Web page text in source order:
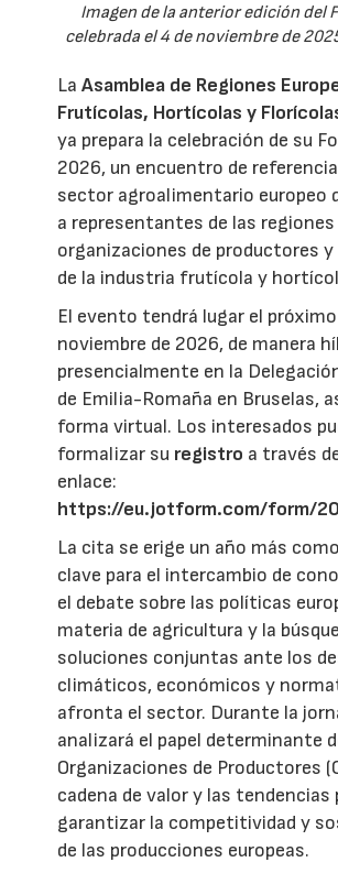
Imagen de la anterior edición del
celebrada el 4 de noviembre de
LaAsamblea de Regiones
Frutícolas, Hortícolas y
ya prepara la celebración de su
2026, un encuentro de
sector agroalimentario europeo
a representantes de las
organizaciones de productores
de la industria frutícola y
El evento tendrá lugar el
noviembre de 2026, de manera
presencialmente en la
de Emilia-Romaña en Bruselas,
forma virtual. Los interesados
formalizar su registro a través
enlace:
https://eu.jotform.com/form/
La cita se erige un año más
clave para el intercambio de
el debate sobre las políticas
materia de agricultura y la
soluciones conjuntas ante los
climáticos, económicos y
afronta el sector. Durante la
analizará el papel determinante
Organizaciones de Productores
cadena de valor y las tendencias
garantizar la competitividad y
de las producciones europeas.